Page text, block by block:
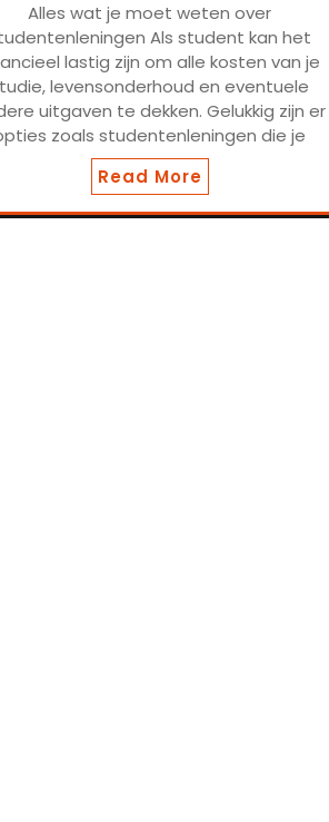
Alles wat je moet weten over
Als student kan het
lastig zijn om alle kosten van je
levensonderhoud en eventuele
uitgaven te dekken. Gelukkig zijn er
zoals studentenleningen die je
Read More